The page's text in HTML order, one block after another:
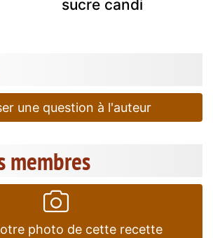
sucre candi
une question à l'auteur
membres
photo de cette recette